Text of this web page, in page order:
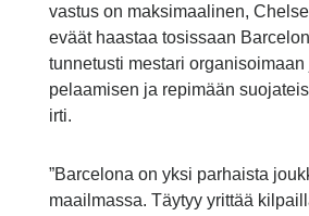
vastus on maksimaalinen,
eväät haastaa tosissaan
tunnetusti mestari
pelaamisen ja repimään
irti.
”Barcelona on yksi parhaista
maailmassa. Täytyy yrittää